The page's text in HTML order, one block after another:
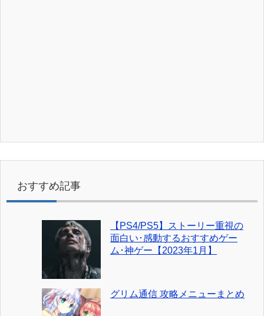
おすすめ記事
【PS4/PS5】ストーリー重視の
面白い･感動するおすすめゲー
ム･神ゲー【2023年1月】
グリム通信 攻略メニューまとめ